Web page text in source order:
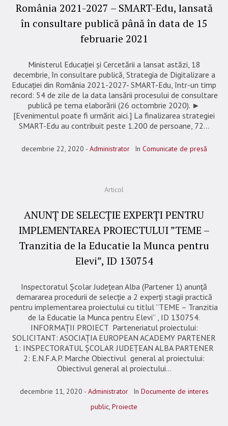
România 2021-2027 – SMART-Edu, lansată
în consultare publică până în data de 15
februarie 2021
Ministerul Educației și Cercetării a lansat astăzi, 18
decembrie, în consultare publică, Strategia de Digitalizare a
Educației din România 2021-2027- SMART-Edu, într-un timp
record: 54 de zile de la data lansării procesului de consultare
publică pe tema elaborării (26 octombrie 2020). ►
[Evenimentul poate fi urmărit aici.] La finalizarea strategiei
SMART-Edu au contribuit peste 1.200 de persoane, 72...
decembrie 22, 2020 Administrator In Comunicate de presă
Articol
ANUNȚ DE SELECȚIE EXPERȚI PENTRU
IMPLEMENTAREA PROIECTULUI ”TEME –
Tranzitia de la Educatie la Munca pentru
Elevi”, ID 130754
Inspectoratul Școlar Județean Alba (Partener 1) anunță
demararea procedurii de selecție a 2 experți stagii practică
pentru implementarea proiectului cu titlul ”TEME – Tranzitia
de la Educatie la Munca pentru Elevi” , ID 130754.
INFORMAȚII PROIECT Parteneriatul proiectului:
SOLICITANT: ASOCIAȚIA EUROPEAN ACADEMY PARTENER
1: INSPECTORATUL ȘCOLAR JUDEȚEAN ALBA PARTENER
2: E.N.F.A.P. Marche Obiectivul general al proiectului:
Obiectivul general al proiectului...
decembrie 11, 2020 Administrator In Documente de interes
public, Proiecte